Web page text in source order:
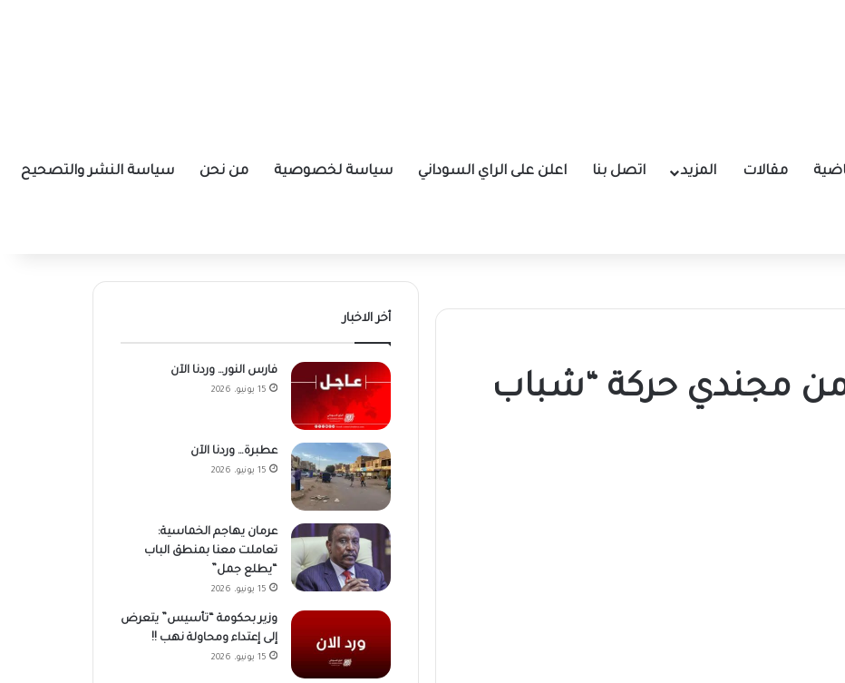
مقالات المزيد اتصل بنا اعلن على الراي السوداني سياسة لخصوصية من نحن سياسة النشر والتصحيح
مجندي حركة “شباب
أخر الاخبار
فارس النور… وردنا الآن
15 يونيو، 2026
عطبرة… وردنا الآن
15 يونيو، 2026
عرمان يهاجم الخماسية:
تعاملت معنا بمنطق الباب
“يطلع جمل”
15 يونيو، 2026
وزير بحكومة “تأسيس” يتعرض
إلى إعتداء ومحاولة نهب !!
15 يونيو، 2026